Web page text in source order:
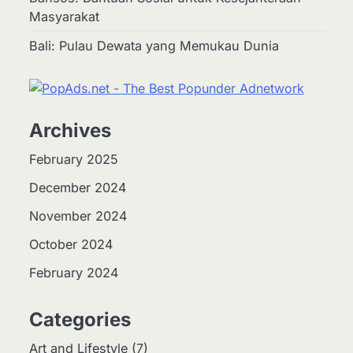
Masyarakat
Bali: Pulau Dewata yang Memukau Dunia
Archives
February 2025
December 2024
November 2024
October 2024
February 2024
Categories
Art and Lifestyle(7)
2
Pemula
Eco Contributor
4
Jasa Menulis: Peluang